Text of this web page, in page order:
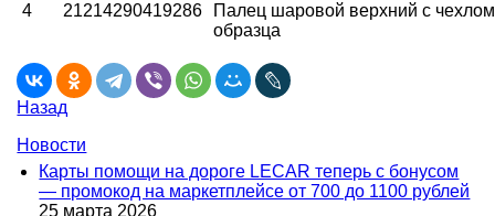
4 21214290419286
Палец шаровой верхний с
образца
Назад
Новости
Карты помощи на дороге LECAR теперь с бонусом
— промокод на маркетплейсе от 700 до 1100 рублей
25 марта 2026